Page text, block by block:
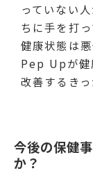
っていない
ちに手を打
健康状態は悪
Pep Upが健
改善するき
今後の保健
か？